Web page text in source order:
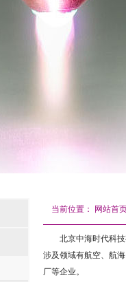
当前位置： 网站首
北京中海时代科
涉及领域有航空、航
厂等企业。